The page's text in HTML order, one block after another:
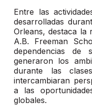
Entre las
desarrolladas
Orleans, destaca la
A.B. Freeman
dependencias
generaron los
durante las
intercambiaran
a las
globales.